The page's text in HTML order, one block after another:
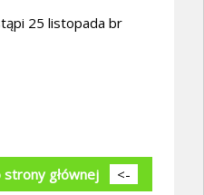
25 listopada br
głównej <-